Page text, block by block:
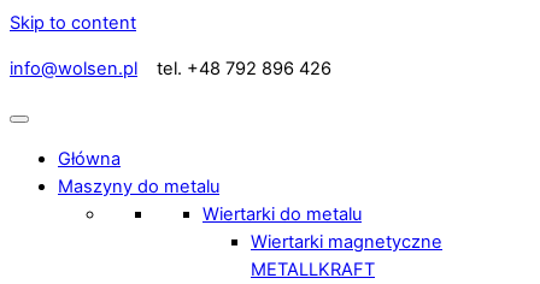
Skip to content
info@wolsen.pl tel. +48 792 896 426
Główna
Maszyny do metalu
Wiertarki do metalu
Wiertarki magnetyczne
METALLKRAFT